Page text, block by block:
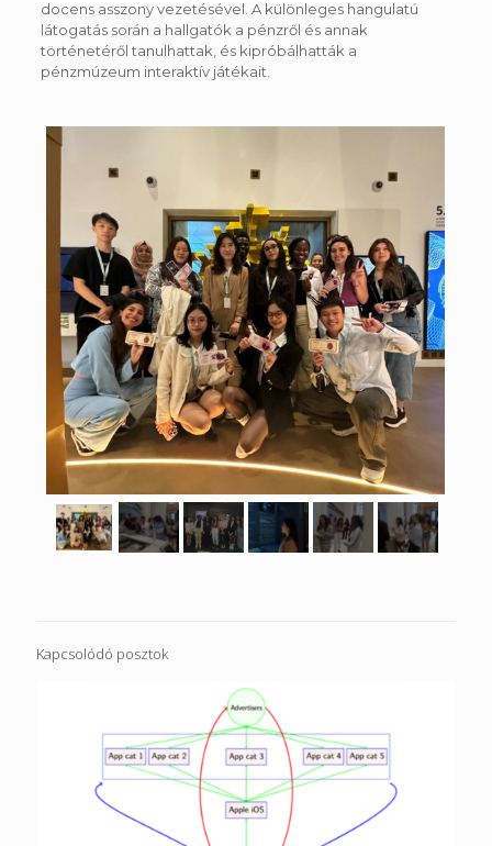
docens asszony vezetésével. A különleges hangulatú
látogatás során a hallgatók a pénzről és annak
történetéről tanulhattak, és kipróbálhatták a
pénzmúzeum interaktív játékait.
Kapcsolódó posztok